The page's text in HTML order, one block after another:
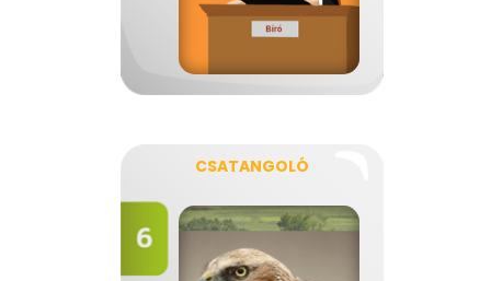
CSATANGOLÓ